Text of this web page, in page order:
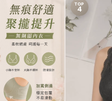
TOP
4